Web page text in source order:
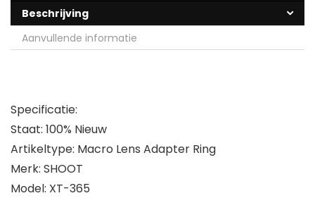
Beschrijving
Aanvullende informatie
Specificatie:
Staat: 100% Nieuw
Artikeltype: Macro Lens Adapter Ring
Merk: SHOOT
Model: XT-365